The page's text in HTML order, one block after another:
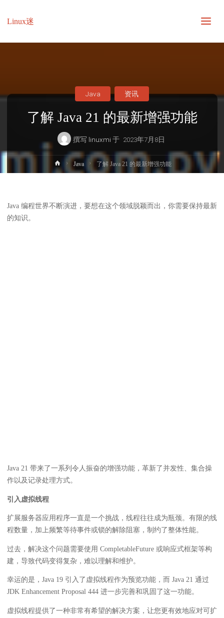
Linux迷
了解 Java 21 的最新增强功能
撰写 linuxmi 于 2023年7月8日
Java 资讯
首
页
Java 了解 Java 21 的最新增强功能
Java 编程世界不断演进，要想在这个领域脱颖而出，你需要保持最新
的知识。
Java 21 带来了一系列令人振奋的增强功能，革新了并发性、集合操
作以及记录处理方式。
引入虚拟线程
扩展服务器应用程序一直是一个挑战，线程往往成为瓶颈。有限的线
程数量，加上频繁等待事件或锁的解除阻塞，制约了整体性能。
过去，解决这个问题需要使用 CompletableFuture 或响应式框架等构
建，导致代码变得复杂，难以理解和维护。
幸运的是，Java 19 引入了虚拟线程作为预览功能，而 Java 21 通过
JDK Enhancement Proposal 444 进一步完善和巩固了这一功能。
虚拟线程提供了一种非常有希望的解决方案，让您更有效地应对可扩